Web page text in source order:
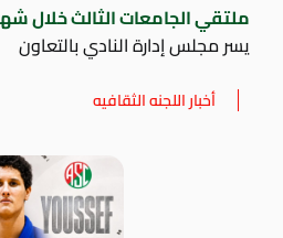
ملتقي الجامعات الثالث خلال
يسر مجلس إدارة النادي بالتعاون
أخبار اللجنه الثقافيه